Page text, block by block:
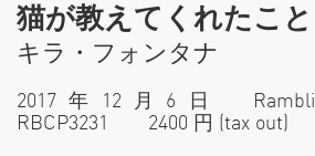
猫が教えてくれたこと
キラ・フォンタナ
2017年12月6日
RBCP3231 2400 円 (tax out)